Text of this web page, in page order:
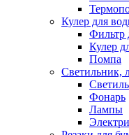
Кулер для
Фильтр
Кулер
Помпа
Светильник,
Фонарь
Лампы